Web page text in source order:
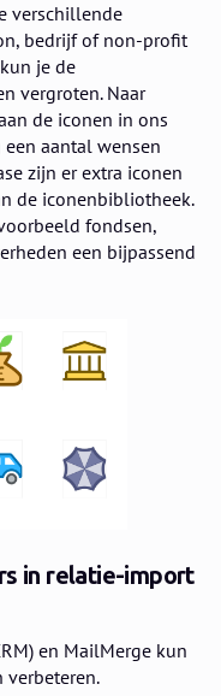
verschillende
bedrijf of non-profit
je de
vergroten. Naar
de iconen in ons
aantal wensen
zijn er extra iconen
de iconenbibliotheek.
fondsen,
een bijpassend
in relatie-import
en MailMerge kun
verbeteren.